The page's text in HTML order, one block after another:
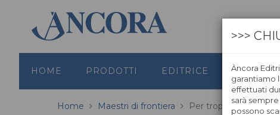
HOME PRODOTTI EDITRICE GRAFICA
Home Maestri di frontiera Per troppa vita che
>>>
Àncora
garantiamo
effettuati
sarà
possono